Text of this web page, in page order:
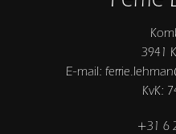
3941
E-mail:
KvK:
+31 6